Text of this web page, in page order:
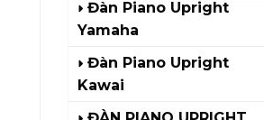
Đàn Piano Upright
Yamaha
Đàn Piano Upright
Kawai